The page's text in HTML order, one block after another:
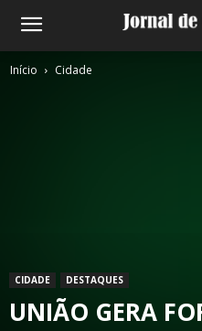
Início Cidade
CIDADE DESTAQUES
UNIÃO GERA